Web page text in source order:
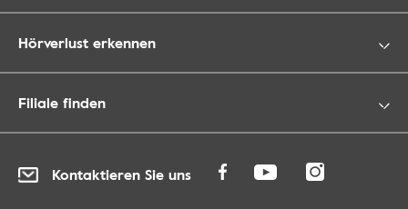
Hörverlust erkennen
Filiale finden
Kontaktieren Sie uns